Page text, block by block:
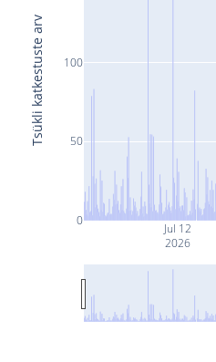
Jul 12
2026
0
50
100
Tsükli katkestuste arv